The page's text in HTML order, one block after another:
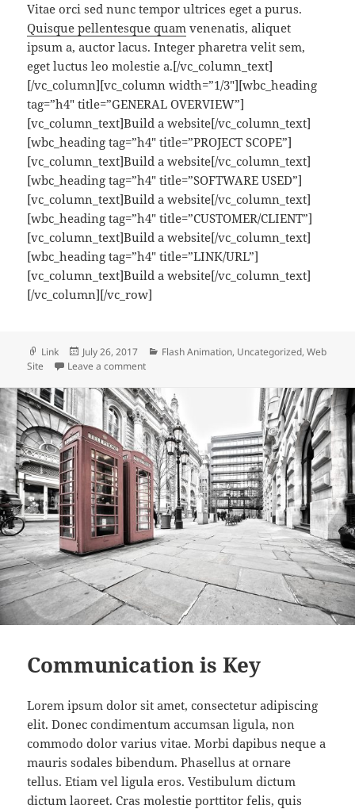
Vitae orci sed nunc tempor ultrices eget a purus.
Quisque pellentesque quam venenatis, aliquet
ipsum a, auctor lacus. Integer pharetra velit sem,
eget luctus leo molestie a.[/vc_column_text]
[/vc_column][vc_column width=”1/3″][wbc_heading
tag=”h4″ title=”GENERAL OVERVIEW”]
[vc_column_text]Build a website[/vc_column_text]
[wbc_heading tag=”h4″ title=”PROJECT SCOPE”]
[vc_column_text]Build a website[/vc_column_text]
[wbc_heading tag=”h4″ title=”SOFTWARE USED”]
[vc_column_text]Build a website[/vc_column_text]
[wbc_heading tag=”h4″ title=”CUSTOMER/CLIENT”]
[vc_column_text]Build a website[/vc_column_text]
[wbc_heading tag=”h4″ title=”LINK/URL”]
[vc_column_text]Build a website[/vc_column_text]
[/vc_column][/vc_row]
Format
Link
Posted
on
July 26, 2017 Categories
Flash Animation, Uncategorized,Web
Site
Leave a commenton Ursula Cooks
Communication is Key
Lorem ipsum dolor sit amet, consectetur adipiscing
elit. Donec condimentum accumsan ligula, non
commodo dolor varius vitae. Morbi dapibus neque a
mauris sodales bibendum. Phasellus at ornare
tellus. Etiam vel ligula eros. Vestibulum dictum
dictum laoreet. Cras molestie porttitor felis, quis